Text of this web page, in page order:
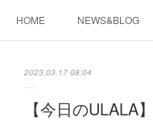
HOME NEWS&BLOG
2023.03.17 08:04
【今日のULALA